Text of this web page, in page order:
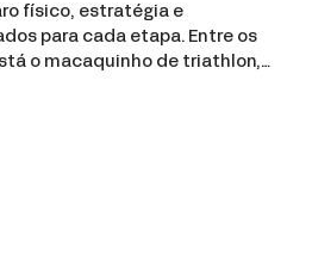
físico, estratégia e
para cada etapa. Entre os
o macaquinho de triathlon,
praticidade durante